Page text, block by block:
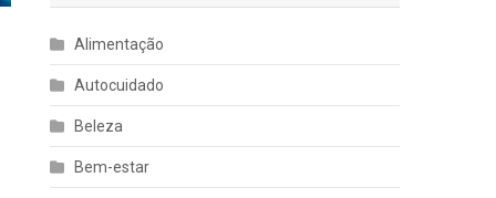
Alimentação
Autocuidado
Beleza
Bem-estar